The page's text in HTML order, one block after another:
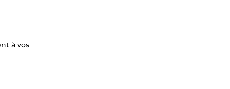
à vos